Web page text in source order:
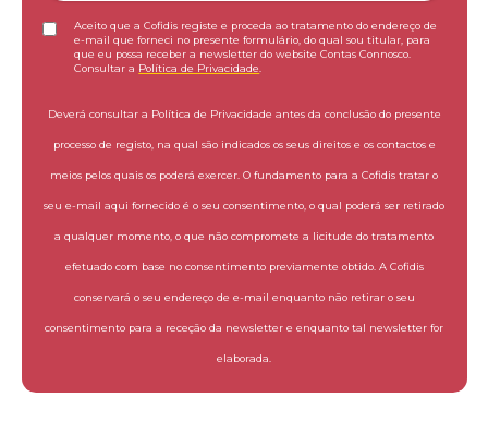
Aceito que a Cofidis registe e proceda ao tratamento do endereço de
e-mail que forneci no presente formulário, do qual sou titular, para
que eu possa receber a newsletter do website Contas Connosco.
Consultar a Política de Privacidade
Deverá consultar a Política de Privacidade antes da conclusão do presente
processo de registo, na qual são indicados os seus direitos e os contactos e
meios pelos quais os poderá exercer. O fundamento para a Cofidis tratar o
seu e-mail aqui fornecido é o seu consentimento, o qual poderá ser retirado
a qualquer momento, o que não compromete a licitude do tratamento
efetuado com base no consentimento previamente obtido. A Cofidis
conservará o seu endereço de e-mail enquanto não retirar o seu
consentimento para a receção da newsletter e enquanto tal newsletter for
elaborada.